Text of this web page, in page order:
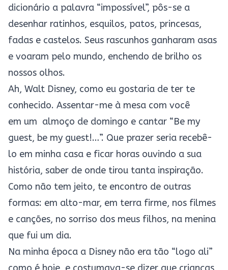
dicionário a palavra “impossível”, pôs-se a
desenhar ratinhos, esquilos, patos, princesas,
fadas e castelos. Seus rascunhos ganharam asas
e voaram pelo mundo, enchendo de brilho os
nossos olhos.
Ah, Walt Disney, como eu gostaria de ter te
conhecido. Assentar-me à mesa com você
em um almoço de domingo e cantar “Be my
guest, be my guest!…”. Que prazer seria recebê-
lo em minha casa e ficar horas ouvindo a sua
história, saber de onde tirou tanta inspiração.
Como não tem jeito, te encontro de outras
formas: em alto-mar, em terra firme, nos filmes
e canções, no sorriso dos meus filhos, na menina
que fui um dia.
Na minha época a Disney não era tão “logo ali”